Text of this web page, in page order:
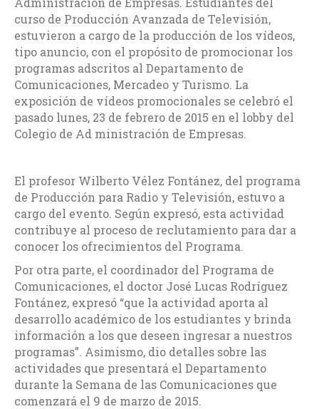
curso de Producción Avanzada de Televisión,
estuvieron a cargo de la producción de los vídeos,
tipo anuncio, con el propósito de promocionar los
programas adscritos al Departamento de
Comunicaciones, Mercadeo y Turismo. La
exposición de vídeos promocionales se celebró el
pasado lunes, 23 de febrero de 2015 en el lobby del
Colegio de Ad ministración de Empresas.
El profesor Wilberto Vélez Fontánez, del programa
de Producción para Radio y Televisión, estuvo a
cargo del evento. Según expresó, esta actividad
contribuye al proceso de reclutamiento para dar a
conocer los ofrecimientos del Programa.
Por otra parte, el coordinador del Programa de
Comunicaciones, el doctor José Lucas Rodríguez
Fontánez, expresó “que la actividad aporta al
desarrollo académico de los estudiantes y brinda
información a los que deseen ingresar a nuestros
programas”. Asimismo, dio detalles sobre las
actividades que presentará el Departamento
durante la Semana de las Comunicaciones que
comenzará el 9 de marzo de 2015.